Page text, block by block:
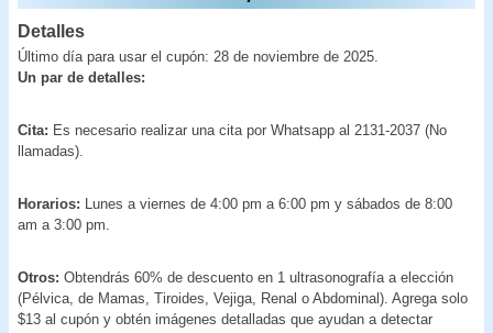
Detalles
Último día para usar el cupón: 28 de noviembre de 2025.
Un par de detalles:
Cita: Es necesario realizar una cita por Whatsapp al 2131-2037 (No
llamadas).
Horarios:
Lunes a viernes de 4:00 pm a 6:00 pm y sábados de 8:00
am a 3:00 pm.
Otros: Obtendrás 60% de descuento en 1 ultrasonografía a elección
(Pélvica, de Mamas, Tiroides, Vejiga, Renal o Abdominal). Agrega solo
$13 al cupón y obtén imágenes detalladas que ayudan a detectar